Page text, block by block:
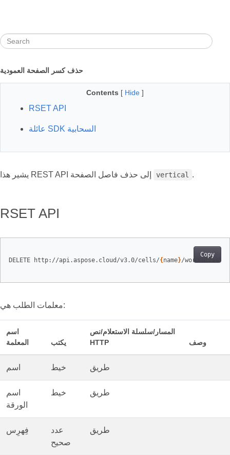
حذف كسر الصفحة العمودية
Contents [ Hide ]
RSET API
عائلة SDK السحابية
vertical .
RSET API
Copy
DELETE http://api.aspose.cloud/v3.0/cells/{ name}/worksheets/
معلمات الطلب هي:
اسم
المعلمة
يكتب
المسار/سلسلة الاستعلام/نص
HTTP
وصف
اسم خيط طريق
اسم
الورقة
خيط طريق
فِهرِس
عدد
صحيح
طريق